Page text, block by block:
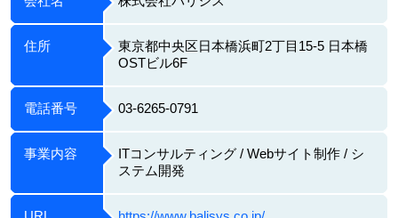
住所
東京都中央区日本橋浜町2丁目15-5 日本橋
OSTビル6F
電話番号 03-6265-0791
事業内容
ITコンサルティング / Webサイト制作 / シ
ステム開発